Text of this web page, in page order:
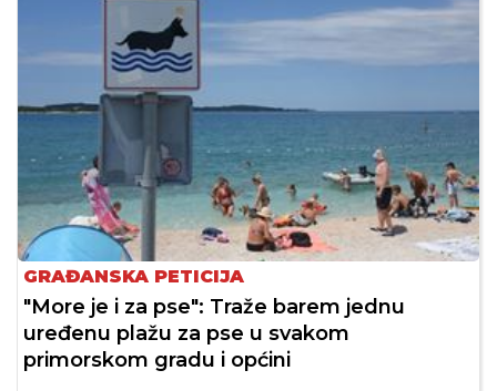
GRAĐANSKA PETICIJA
"More je i za pse": Traže barem jednu
uređenu plažu za pse u svakom
primorskom gradu i općini